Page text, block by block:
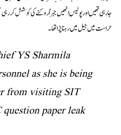
حراست میں جیل میں رہنا پڑا تھا۔
YS Sharmila
as she is being
from visiting SIT
paper leak